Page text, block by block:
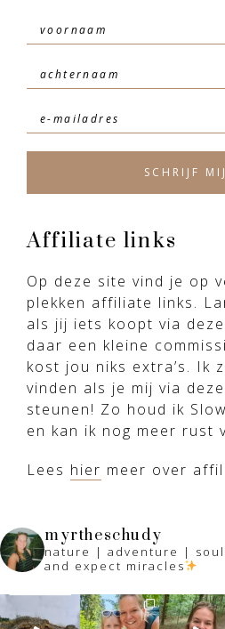
Affiliate links
Op deze site vind je op
plekken affiliate links.
als jij iets koopt via
daar een kleine
kost jou niks extra’s. Ik
vinden als je mij via
steunen! Zo houd ik
en kan ik nog meer rust
Lees hier meer over
myrtheschudy
nature | adventure |
and expect miracles